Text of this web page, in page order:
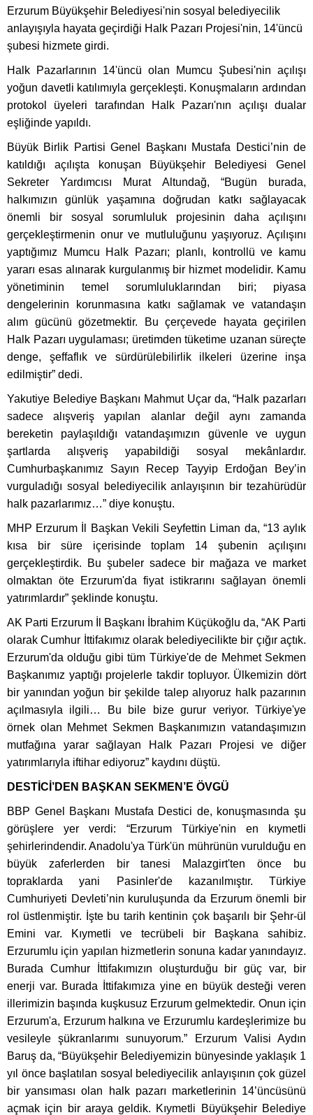
Erzurum Büyükşehir Belediyesi'nin sosyal belediyecilik
anlayışıyla hayata geçirdiği Halk Pazarı Projesi'nin, 14'üncü
şubesi hizmete girdi.
Halk Pazarlarının 14'üncü olan Mumcu Şubesi'nin açılışı
yoğun davetli katılımıyla gerçekleşti. Konuşmaların ardından
protokol üyeleri tarafından Halk Pazarı'nın açılışı dualar
eşliğinde yapıldı.
Büyük Birlik Partisi Genel Başkanı Mustafa Destici’nin de
katıldığı açılışta konuşan Büyükşehir Belediyesi Genel
Sekreter Yardımcısı Murat Altundağ, “Bugün burada,
halkımızın günlük yaşamına doğrudan katkı sağlayacak
önemli bir sosyal sorumluluk projesinin daha açılışını
gerçekleştirmenin onur ve mutluluğunu yaşıyoruz. Açılışını
yaptığımız Mumcu Halk Pazarı; planlı, kontrollü ve kamu
yararı esas alınarak kurgulanmış bir hizmet modelidir. Kamu
yönetiminin temel sorumluluklarından biri; piyasa
dengelerinin korunmasına katkı sağlamak ve vatandaşın
alım gücünü gözetmektir. Bu çerçevede hayata geçirilen
Halk Pazarı uygulaması; üretimden tüketime uzanan süreçte
denge, şeffaflık ve sürdürülebilirlik ilkeleri üzerine inşa
edilmiştir” dedi.
Yakutiye Belediye Başkanı Mahmut Uçar da, “Halk pazarları
sadece alışveriş yapılan alanlar değil aynı zamanda
bereketin paylaşıldığı vatandaşımızın güvenle ve uygun
şartlarda alışveriş yapabildiği sosyal mekânlardır.
Cumhurbaşkanımız Sayın Recep Tayyip Erdoğan Bey’in
vurguladığı sosyal belediyecilik anlayışının bir tezahürüdür
halk pazarlarımız…” diye konuştu.
MHP Erzurum İl Başkan Vekili Seyfettin Liman da, “13 aylık
kısa bir süre içerisinde toplam 14 şubenin açılışını
gerçekleştirdik. Bu şubeler sadece bir mağaza ve market
olmaktan öte Erzurum'da fiyat istikrarını sağlayan önemli
yatırımlardır” şeklinde konuştu.
AK Parti Erzurum İl Başkanı İbrahim Küçükoğlu da, “AK Parti
olarak Cumhur İttifakımız olarak belediyecilikte bir çığır açtık.
Erzurum'da olduğu gibi tüm Türkiye'de de Mehmet Sekmen
Başkanımız yaptığı projelerle takdir topluyor. Ülkemizin dört
bir yanından yoğun bir şekilde talep alıyoruz halk pazarının
açılmasıyla ilgili… Bu bile bize gurur veriyor. Türkiye'ye
örnek olan Mehmet Sekmen Başkanımızın vatandaşımızın
mutfağına yarar sağlayan Halk Pazarı Projesi ve diğer
yatırımlarıyla iftihar ediyoruz” kaydını düştü.
DESTİCİ’DEN BAŞKAN SEKMEN’E ÖVGÜ
BBP Genel Başkanı Mustafa Destici de, konuşmasında şu
görüşlere yer verdi: “Erzurum Türkiye'nin en kıymetli
şehirlerindendir. Anadolu'ya Türk'ün mührünün vurulduğu en
büyük zaferlerden bir tanesi Malazgirt'ten önce bu
topraklarda yani Pasinler'de kazanılmıştır. Türkiye
Cumhuriyeti Devleti’nin kuruluşunda da Erzurum önemli bir
rol üstlenmiştir. İşte bu tarih kentinin çok başarılı bir Şehr-ül
Emini var. Kıymetli ve tecrübeli bir Başkana sahibiz.
Erzurumlu için yapılan hizmetlerin sonuna kadar yanındayız.
Burada Cumhur İttifakımızın oluşturduğu bir güç var, bir
enerji var. Burada İttifakımıza yine en büyük desteği veren
illerimizin başında kuşkusuz Erzurum gelmektedir. Onun için
Erzurum'a, Erzurum halkına ve Erzurumlu kardeşlerimize bu
vesileyle şükranlarımı sunuyorum.” Erzurum Valisi Aydın
Baruş da, “Büyükşehir Belediyemizin bünyesinde yaklaşık 1
yıl önce başlatılan sosyal belediyecilik anlayışının çok güzel
bir yansıması olan halk pazarı marketlerinin 14’üncüsünü
açmak için bir araya geldik. Kıymetli Büyükşehir Belediye